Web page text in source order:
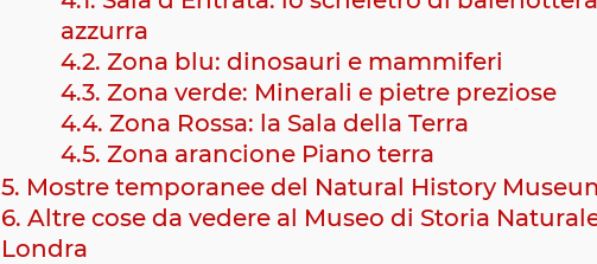
azzurra
4.2. Zona blu: dinosauri e mammiferi
4.3. Zona verde: Minerali e pietre preziose
4.4. Zona Rossa: la Sala della Terra
4.5. Zona arancione Piano terra
5. Mostre temporanee del Natural History
6. Altre cose da vedere al Museo di Storia
Londra